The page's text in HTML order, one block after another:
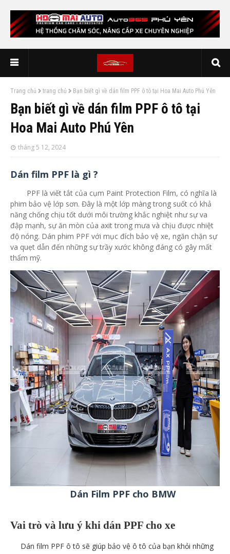
Trang chủ trang chủ Bạn biết gì về dán film PPF ô tô tại Hoa Mai Auto Phú Yên
Bạn biết gì về dán film PPF ô tô tại
Hoa Mai Auto Phú Yên
tháng 5 12, 2024
Dán film PPF là gì ?
PPF là viết tắt của cụm Paint Protection Film, có nghĩa là
phim bảo vệ lớp sơn. Đây là một lớp màng trong suốt có khả
năng chống chịu tốt dưới môi trường khắc nghiệt như sự va
đập mạnh, sự ăn mòn của axit trong mưa và chịu được nhiệt
độ nóng. Dán phim PPF với mục đích bảo vệ xe, ngăn chặn sự
va quẹt dẫn đến những sự trầy xước không đáng có gây mất
thẩm mỹ.
Dán Film PPF cho BMW
Vai trò và lưu ý khi dán PPF cho xe
Dán film PPF ô tô sẽ giúp bảo vệ ô tô của bạn khỏi những